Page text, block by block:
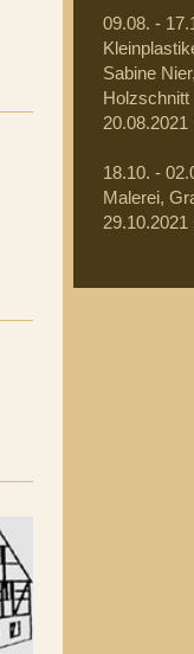
09.08. -
Sabine
Holzschnitt
18.10. -
Malerei,